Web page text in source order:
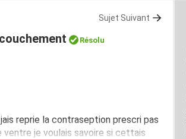
Sujet Suivant
Résolu
reprie la contraseption prescri pas
je voulais savoire si cettais